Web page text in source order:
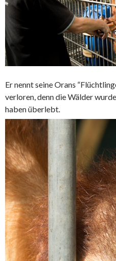
Er nennt seine Orans
verloren, denn die Wälder
haben überlebt.